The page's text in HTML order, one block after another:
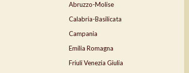
Abruzzo-Molise
Calabria-Basilicata
Campania
Emilia Romagna
Friuli Venezia Giulia